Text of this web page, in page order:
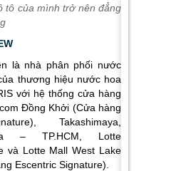
tô của mình trở nên đẳng
là nhà phân phối nước
thương hiệu nước hoa
với hệ thống cửa hàng
Đồng Khởi (Cửa hàng
Takashimaya,
– TP.HCM, Lotte
và Lotte Mall West Lake
Escentric Signature).